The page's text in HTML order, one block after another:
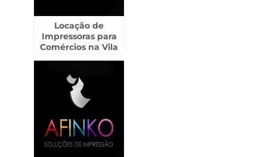
Locação de
Impressoras para
Comércios na Vila